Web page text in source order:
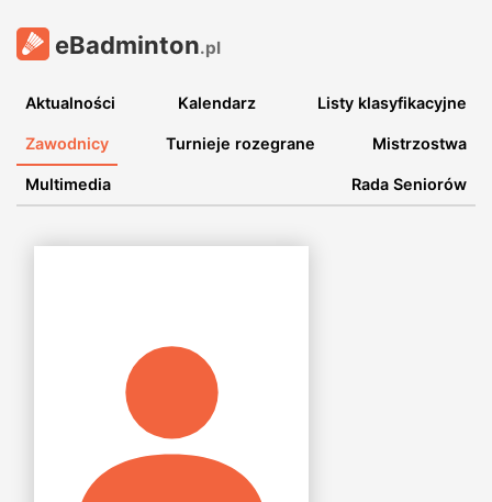
eBadminton.pl
Aktualności Kalendarz Listy klasyfikacyjne
Zawodnicy Turnieje rozegrane Mistrzostwa
Multimedia Rada Seniorów